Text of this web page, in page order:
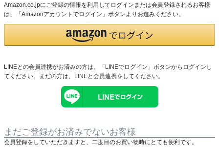
Amazon.co.jpにご登録の情報を利用してログインまたは会員登録されるお客様
は、「Amazonアカウントでログイン」ボタンよりお進みください。
LINEとの会員連携がお済みの方は、「LINEでログイン」ボタンからログインし
てください。まだの方は、 LINEと会員連携をしてください。
まだご登録がお済みでないお客様
会員登録をしていただきますと、二度目のお買い物時にとても便利です。